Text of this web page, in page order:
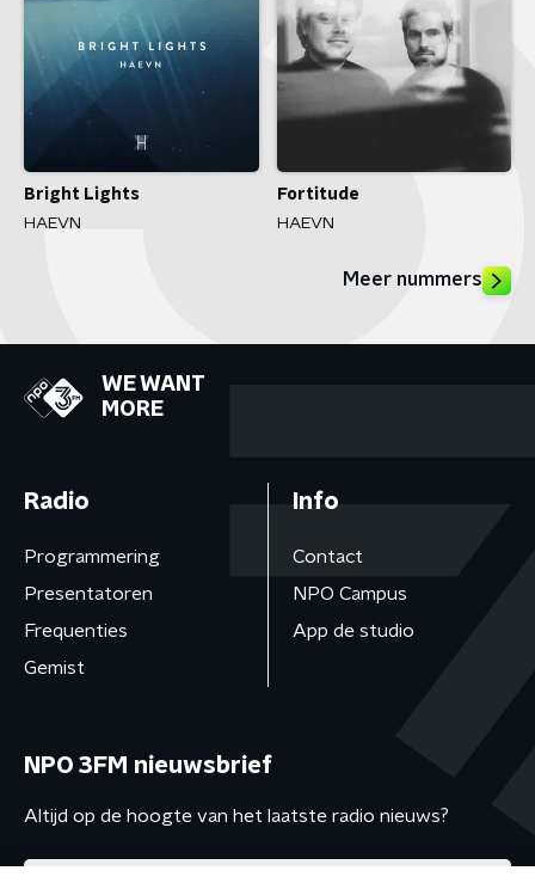
Bright Lights
HAEVN
Fortitude
HAEVN
Meer nummers
WE WANT
MORE
Radio
Programmering
Presentatoren
Frequenties
Gemist
Info
Contact
NPO Campus
App de studio
NPO 3FM nieuwsbrief
Altijd op de hoogte van het laatste radio nieuws?